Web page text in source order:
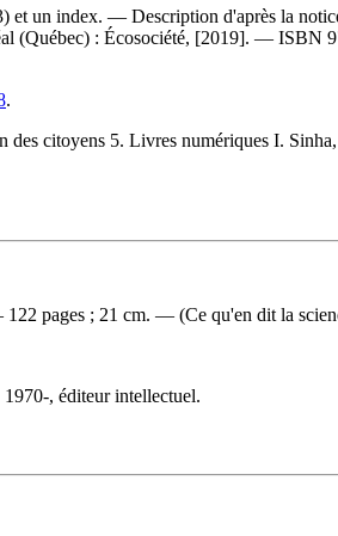
et un index. — Description d'après la
(Québec) : Écosociété, [2019]. — ISBN
.
citoyens 5. Livres numériques I. Sinha,
pages ; 21 cm. — (Ce qu'en dit la
, éditeur intellectuel.